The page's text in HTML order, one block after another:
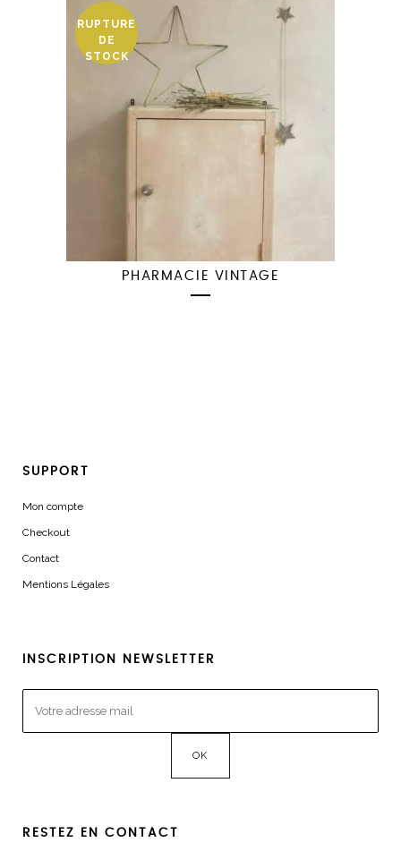
RUPTURE
DE
STOCK
PHARMACIE VINTAGE
SUPPORT
Mon compte
Checkout
Contact
Mentions Légales
INSCRIPTION NEWSLETTER
RESTEZ EN CONTACT